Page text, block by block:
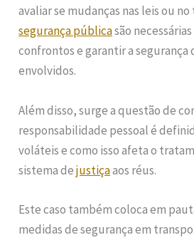
avaliar se mudanças nas leis ou
segurança públicasão
confrontos e garantir a segurança
envolvidos.
Além disso, surge a questão de
responsabilidade pessoal é
voláteis e como isso afeta o
sistema dejustiçaaos réus.
Este caso também coloca em
medidas de segurança em